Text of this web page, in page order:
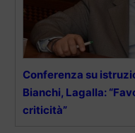
Conferenza su
Bianchi, Lagalla:
criticità”